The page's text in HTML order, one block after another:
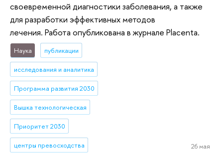
своевременной диагностики заболевания, а также
для разработки эффективных методов
лечения. Работа опубликована в журнале Placenta.
Наука публикации
исследования и аналитика
Программа развития 2030
Вышка технологическая
Приоритет 2030
центры превосходства 26 мая